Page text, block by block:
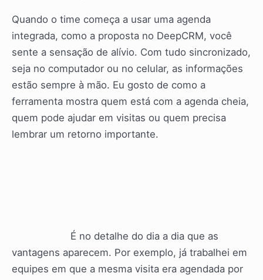
Quando o time começa a usar uma agenda
integrada, como a proposta no DeepCRM, você
sente a sensação de alívio. Com tudo sincronizado,
seja no computador ou no celular, as informações
estão sempre à mão. Eu gosto de como a
ferramenta mostra quem está com a agenda cheia,
quem pode ajudar em visitas ou quem precisa
lembrar um retorno importante.
É no detalhe do dia a dia que as
vantagens aparecem. Por exemplo, já trabalhei em
equipes em que a mesma visita era agendada por